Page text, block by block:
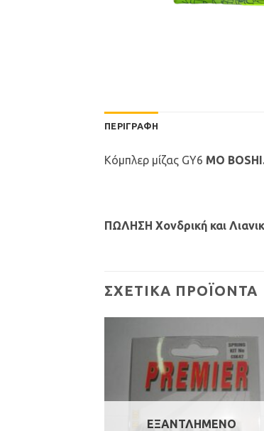
ΠΕΡΙΓΡΑΦΉ
Κόμπλερ μίζας GY6 MO
ΠΩΛΗΣΗ Χονδρική και
ΣΧΕΤΙΚΆ ΠΡΟΪΌΝΤΑ
Προσθήκη
στη Λίστα
Επιθυμιών
ΕΞΑΝΤΛΗΜΈΝΟ